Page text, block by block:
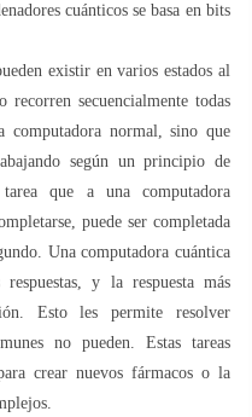
cuánticos se basa en bits
existir en varios estados al
secuencialmente todas
computadora normal, sino que
según un principio de
que a una computadora
puede ser completada
Una computadora cuántica
y la respuesta más
Esto les permite resolver
no pueden. Estas tareas
crear nuevos fármacos o la